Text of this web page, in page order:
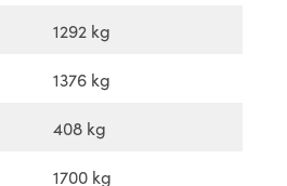
1292 kg
1376 kg
408 kg
1700 kg